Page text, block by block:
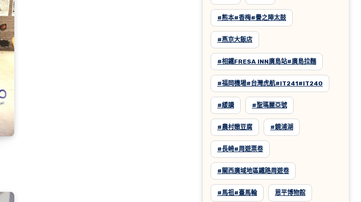
#熊本#香梅#譽之陣太鼓
#燕京大飯店
#相鐵FRESA INN廣島站#廣島拉麵
#福岡機場#台灣虎航#IT241#IT240
#緩讀 #聖瑪麗亞號
#農村嫩豆腐 #鏡浦湖
#長崎#周遊票卷
#關西廣域地區鐵路周遊卷
#馬祖#臺馬輪 恩平博物館